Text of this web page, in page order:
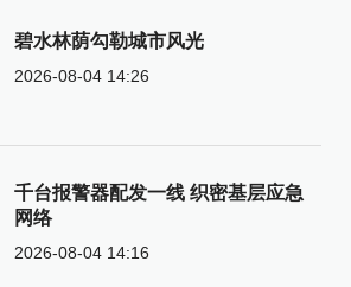
碧水林荫勾勒城市风光
2026-08-04 14:26
千台报警器配发一线 织密基层应急
网络
2026-08-04 14:16